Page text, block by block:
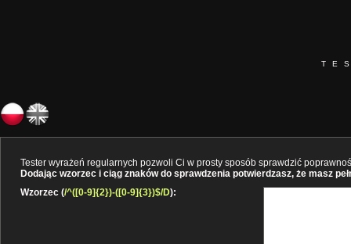
Tester wyrażeń regularnych pozwoli Ci w prosty sposób sprawdzić
Dodając wzorzec i ciąg znaków do sprawdzenia potwierdzasz, że masz
Wzorzec (/^([0-9]{2})-([0-9]{3})$/D):